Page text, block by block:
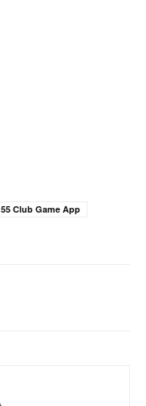
55 Club Game App